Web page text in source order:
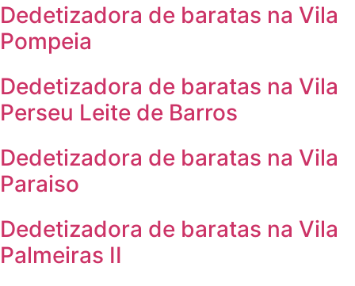
Dedetizadora de baratas na Vila
Pompeia
Dedetizadora de baratas na Vila
Perseu Leite de Barros
Dedetizadora de baratas na Vila
Paraiso
Dedetizadora de baratas na Vila
Palmeiras II